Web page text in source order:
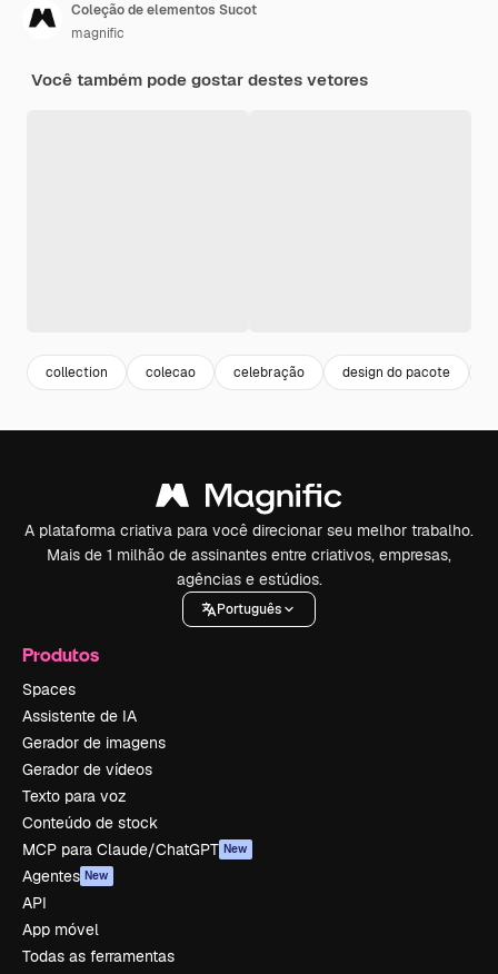
Coleção de elementos Sucot
magnific
Você também pode gostar destes vetores
collection colecao celebração design do pacote
A plataforma criativa para você direcionar seu melhor trabalho.
Mais de 1 milhão de assinantes entre criativos, empresas,
agências e estúdios.
Português
Produtos
Spaces
Assistente de IA
Gerador de imagens
Gerador de vídeos
Texto para voz
Conteúdo de stock
MCP para Claude/ChatGPT New
Agentes New
API
App móvel
Todas as ferramentas